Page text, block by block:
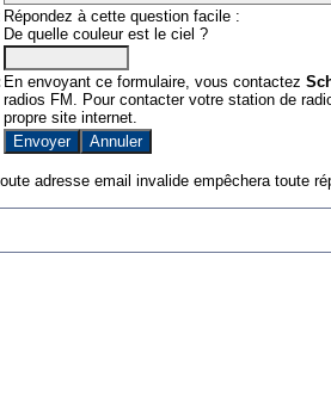
Répondez à cette question facile :
De quelle couleur est le ciel ?
En envoyant ce formulaire, vous contactez
radios FM. Pour contacter votre station de
propre site internet.
adresse email invalide empêchera toute